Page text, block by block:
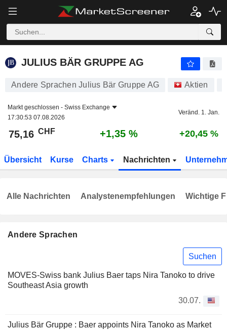
JULIUS BÄR GRUPPE AG
JULIUS BÄR GRUPPE AG
Andere Sprachen Julius Bär Gruppe AG Aktien
Markt geschlossen - Swiss Exchange
17:30:53 07.08.2026
Veränd. 1. Jan.
75,16 CHF +1,35 % +20,45 %
Übersicht Kurse Charts Nachrichten
Andere Sprachen
Suchen
MOVES-Swiss bank Julius Baer taps Nira Tanoko to drive
Southeast Asia growth
30.07.
Julius Bär Gruppe : Baer appoints Nira Tanoko as Market
Alle Nachrichten Analystenempfehlungen Wichtige